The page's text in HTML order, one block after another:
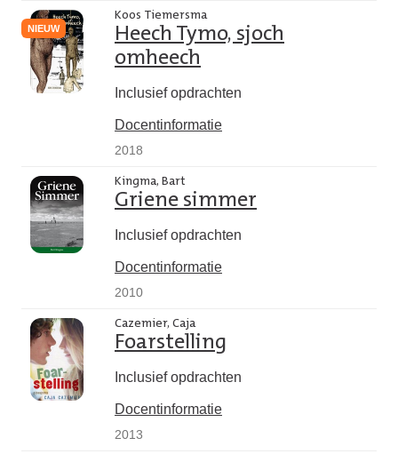
NIEUW
Koos Tiemersma
Heech Tymo, sjoch
omheech
Inclusief opdrachten
Docentinformatie
2018
Kingma, Bart
Griene simmer
Inclusief opdrachten
Docentinformatie
2010
Cazemier, Caja
Foarstelling
Inclusief opdrachten
Docentinformatie
2013